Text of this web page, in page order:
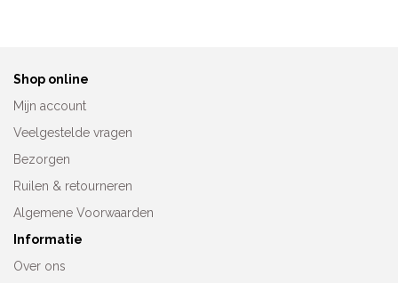
Shop online
Mijn account
Veelgestelde vragen
Bezorgen
Ruilen & retourneren
Algemene Voorwaarden
Informatie
Over ons